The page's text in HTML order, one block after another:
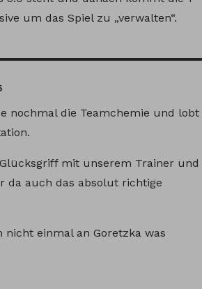
um das Spiel zu „verwalten“.
nochmal die Teamchemie und lobt
mit unserem Trainer und
da auch das absolut richtige
nicht einmal an Goretzka was